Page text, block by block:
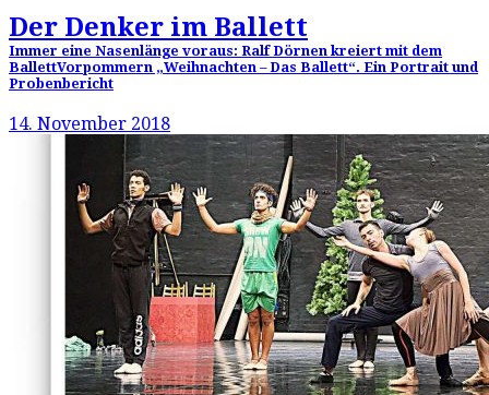
Der Denker im Ballett
Immer eine Nasenlänge voraus: Ralf Dörnen kreiert mit dem
BallettVorpommern „Weihnachten – Das Ballett“. Ein Portrait und
Probenbericht
14. November 2018